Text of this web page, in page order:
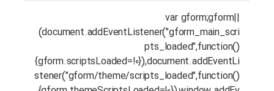
var gform;gform||
(document.addEventListener("gform_main_scri
pts_loaded",function()
{gform.scriptsLoaded=!0}),document.addEventLi
stener("gform/theme/scripts_loaded",function()